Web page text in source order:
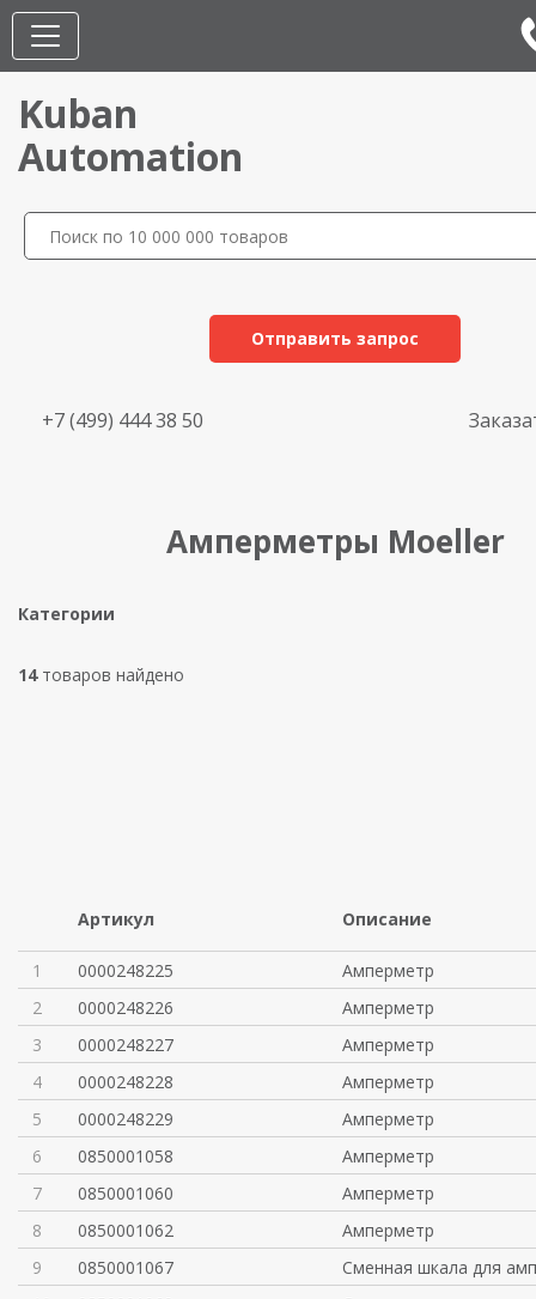
Kuban
Automation
Отправить запрос
+7 (499) 444 38 50
Амперметры Moeller
Категории
14товаров найдено
Артикул Описание
1 0000248225
Амперметр
2
0000248226
Амперметр
3
0000248227
Амперметр
4
0000248228
Амперметр
5
0000248229
Амперметр
6
0850001058
Амперметр
7
0850001060
Амперметр
8
0850001062
Амперметр
9
0850001067
Сменная шкала для